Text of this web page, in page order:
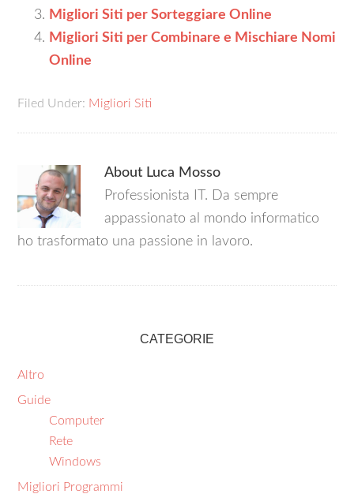
Migliori Siti per Sorteggiare Online
Migliori Siti per Combinare e Mischiare Nomi
Online
Filed Under: Migliori Siti
About Luca Mosso
Professionista IT. Da sempre
appassionato al mondo informatico
ho trasformato una passione in lavoro.
CATEGORIE
Altro
Guide
Computer
Rete
Windows
Migliori Programmi